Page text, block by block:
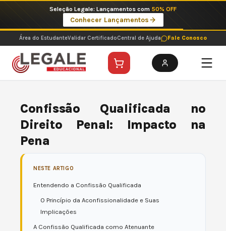
o
conteúdo
Seleção Legale: Lançamentos com 50% OFF
Conhecer Lançamentos
Área do EstudanteValidar CertificadoCentral de Ajuda Fale Conosco
Confissão Qualificada no
Direito Penal: Impacto na
Pena
NESTE ARTIGO
Entendendo a Confissão Qualificada
O Princípio da Aconfissionalidade e Suas
Implicações
A Confissão Qualificada como Atenuante